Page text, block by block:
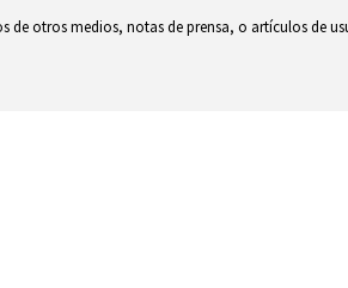
de otros medios, notas de prensa, o artículos de